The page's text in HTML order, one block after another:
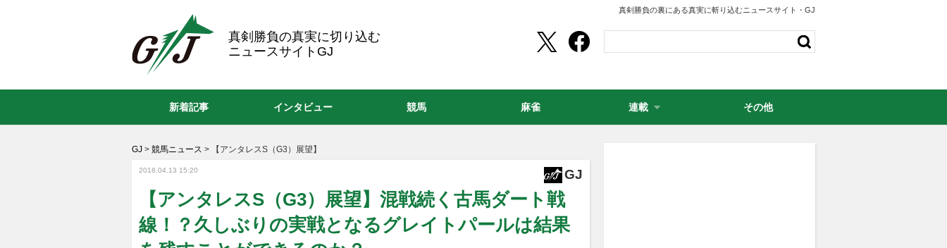
真剣勝負の裏にある真実に斬り込むニュースサイト・GJ
真剣勝負の真実に切り込む
ニュースサイトGJ
GJ > 競馬ニュース > 【アンタレスS（G3）展望】
2018.04.13 15:20 GJ
【アンタレスS（G3）展望】混戦続く古馬ダート戦
線！？久しぶりの実戦となるグレイトパールは結果
新着記事 インタビュー 競馬 麻雀 連載 その他